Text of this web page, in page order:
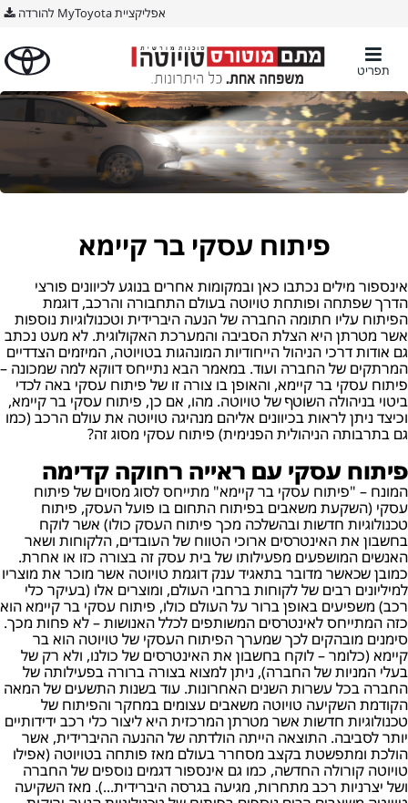
אפליקציית MyToyota להורדה
תפריט
פיתוח עסקי בר קיימא
אינספור מילים נכתבו כאן ובמקומות אחרים בנוגע לכיוונים פורצי
הדרך שפתחה ופותחת טויוטה בעולם התחבורה והרכב, דוגמת
הפיתוח עליו חתומה החברה של הנעה היברידית וטכנולוגיות נוספות
אשר מטרתן היא הצלת הסביבה והמערכת האקולוגית. לא מעט נכתב
גם אודות דרכי הניהול הייחודיות המונהגות בטויוטה, המיזמים הצדדיים
המרתקים של החברה ועוד. במאמר הבא נתייחס דווקא למה שמכונה –
פיתוח עסקי בר קיימא, והאופן בו צורה זו של פיתוח עסקי באה לכדי
ביטוי בניהולה השוטף של טויוטה. מהו, אם כן, פיתוח עסקי בר קיימא,
וכיצד ניתן לראות בכיוונים אליהם מנהיגה טויוטה את עולם הרכב (כמו
גם בתרבותה הניהולית הפנימית) פיתוח עסקי מסוג זה?
פיתוח עסקי עם ראייה רחוקה קדימה
המונח – "פיתוח עסקי בר קיימא" מתייחס לסוג מסוים של פיתוח
עסקי (השקעת משאבים בפיתוח התחום בו פועל העסק, פיתוח
טכנולוגיות חדשות ובהשלכה מכך פיתוח העסק כולו) אשר לוקח
בחשבון את האינטרסים ארוכי הטווח של העובדים, הלקוחות ושאר
האנשים המושפעים מפעילותו של בית עסק זה בצורה כזו או אחרת.
כמובן שכאשר מדובר בתאגיד ענק דוגמת טויוטה אשר מוכר את מוצריו
למיליונים רבים של לקוחות ברחבי העולם, ומוצרים אלו (בעיקר כלי
רכב) משפיעים באופן ברור על העולם כולו, פיתוח עסקי בר קיימא הוא
כזה המתייחס לאינטרסים המשותפים לכלל האנושות – לא פחות מכך.
סימנים מובהקים לכך שמערך הפיתוח העסקי של טויוטה הוא בר
קיימא (כלומר – לוקח בחשבון את האינטרסים של כולנו, ולא רק של
בעלי המניות של החברה), ניתן למצוא בצורה ברורה בפעילותה של
החברה בכל עשרות השנים האחרונות. עוד בשנות התשעים של המאה
הקודמת השקיעה טויוטה משאבים עצומים במחקר והפיתוח של
טכנולוגיות חדשות אשר מטרתן המרכזית היא ליצור כלי רכב ידידותיים
יותר לסביבה. התוצאה הייתה הולדתה של ההנעה ההיברידית, אשר
הולכת ומתפשטת בקצב מסחרר בעולם מאז פותחה בטויוטה (אפילו
טויוטה קורולה החדשה, כמו גם אינספור דגמים נוספים של החברה
ושל יצרניות רכב מתחרות, מגיעה בגרסה היברידית...). מאז השקיעה